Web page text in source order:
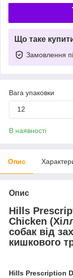
Що таке
Замовлення
Вага упаковки
12
В наявності
Опис
Опис
Hills
Chicken
собак від
кишкового
Hills Prescription